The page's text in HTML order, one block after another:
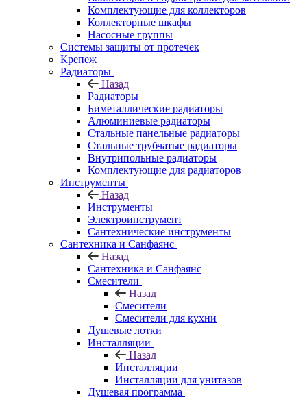
Комплектующие для коллекторов
Коллекторные шкафы
Насосные группы
Системы защиты от протечек
Крепеж
Радиаторы
Назад
Радиаторы
Биметаллические радиаторы
Алюминиевые радиаторы
Стальные панельные радиаторы
Стальные трубчатые радиаторы
Внутрипольные радиаторы
Комплектующие для радиаторов
Инструменты
Назад
Инструменты
Электроинструмент
Сантехнические инструменты
Сантехника и Санфаянс
Назад
Сантехника и Санфаянс
Смесители
Назад
Смесители
Смесители для кухни
Душевые лотки
Инсталляции
Назад
Инсталляции
Инсталляции для унитазов
Душевая программа